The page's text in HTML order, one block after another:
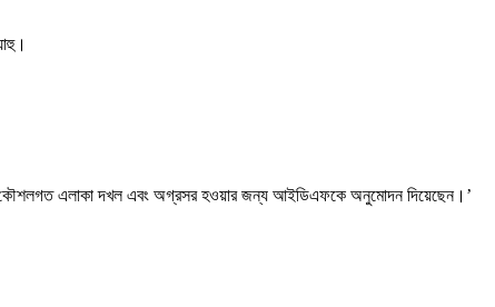
কৌশলগত এলাকা দখল এবং অগ্রসর হওয়ার জন্য আইডিএফকে অনুমোদন দিয়েছেন।’